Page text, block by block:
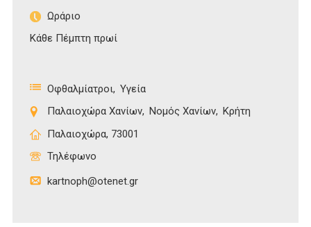
Ωράριο
Κάθε Πέμπτη πρωί
Οφθαλμίατροι Υγεία
Παλαιοχώρα Χανίων
Νομός Χανίων
Κρήτη
Παλαιοχώρα, 73001
Τηλέφωνο
kartnoph@otenet.gr